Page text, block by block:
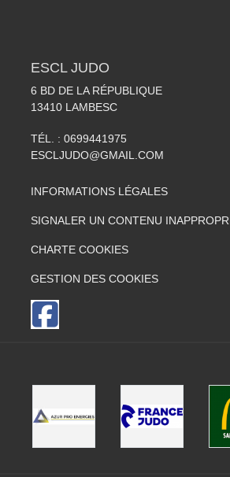
ESCL JUDO
6 BD DE LA RÉPUBLIQUE
13410 LAMBESC
TÉL. : 0699441975
ESCLJUDO@GMAIL.COM
INFORMATIONS LÉGALES
SIGNALER UN CONTENU
CHARTE COOKIES
GESTION DES COOKIES